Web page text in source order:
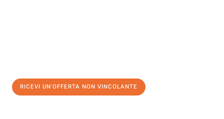
RICEVI UN'OFFERTA NON VINCOLANTE